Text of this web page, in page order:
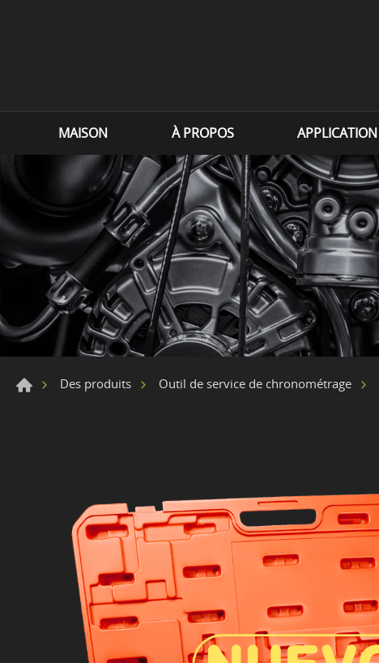
MAISON À PROPOS APPLICATION
Des produits Outil de service de chronométrage